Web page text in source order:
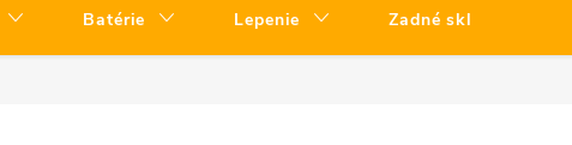
Batérie Lepenie Zadné sklá